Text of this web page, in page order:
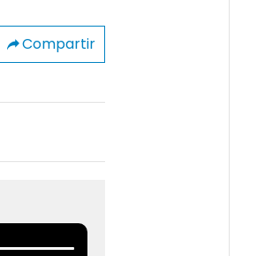
Compartir